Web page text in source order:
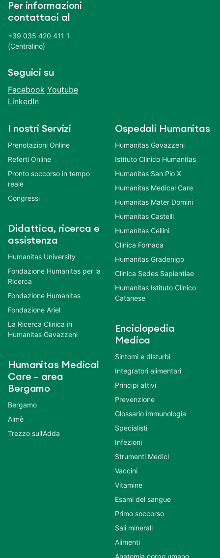
Per informazioni
contattaci al
+39 035 420 411 1
(Centralino)
Seguici su
Facebook Youtube
LinkedIn
I nostri Servizi
Prenotazioni Online
Referti Online
Pronto soccorso in tempo
reale
Congressi
Didattica, ricerca e
assistenza
Humanitas University
Fondazione Humanitas per la
Ricerca
Fondazione Humanitas
Fondazione Ariel
La Ricerca Clinica in
Humanitas Gavazzeni
Humanitas Medical
Care – area
Bergamo
Bergamo
Almè
Trezzo sull’Adda
Ospedali Humanitas
Humanitas Gavazzeni
Istituto Clinico Humanitas
Humanitas San Pio X
Humanitas Medical Care
Humanitas Mater Domini
Humanitas Castelli
Humanitas Cellini
Clinica Fornaca
Humanitas Gradenigo
Clinica Sedes Sapientiae
Humanitas Istituto Clinico
Catanese
Enciclopedia
Medica
Sintomi e disturbi
Integratori alimentari
Principi attivi
Prevenzione
Glossario immunologia
Specialisti
Infezioni
Strumenti Medici
Vaccini
Vitamine
Esami del sangue
Primo soccorso
Sali minerali
Alimenti
Anatomia corpo umano